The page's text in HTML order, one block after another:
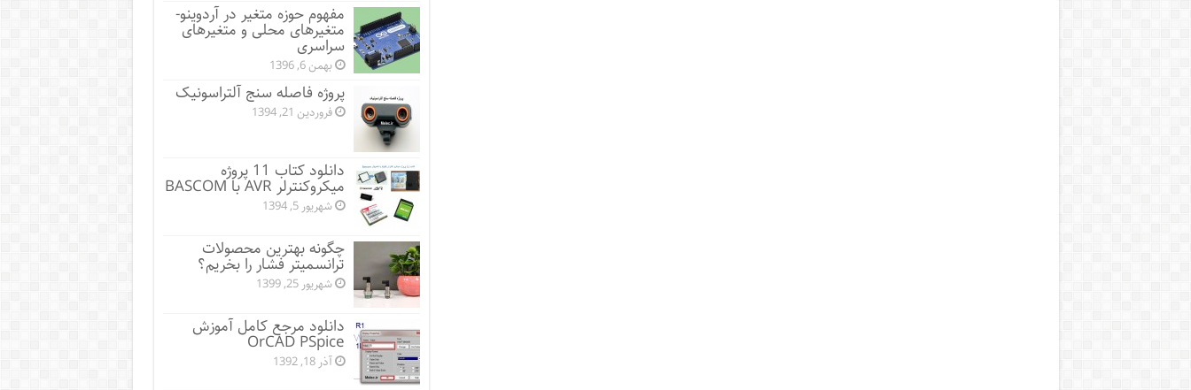
مفهوم حوزه متغیر در آردوینو-
متغیرهای محلی و متغیرهای
سراسری
بهمن 6, 1396
پروژه فاصله سنج آلتراسونیک
فروردین 21, 1394
دانلود کتاب 11 پروژه
میکروکنترلر AVR با BASCOM
شهریور 5, 1394
چگونه بهترین محصولات
ترانسمیتر فشار را بخریم؟
شهریور 25, 1399
دانلود مرجع کامل آموزش
OrCAD PSpice
آذر 18, 1392